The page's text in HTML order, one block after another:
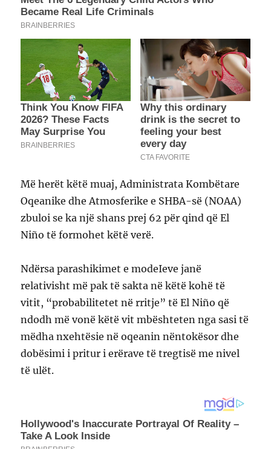
Më herët këtë muaj, Administrata Kombëtare
Oqeanike dhe Atmosferike e SHBA-së (NOAA)
zbuloi se ka një shans prej 62 për qind që El
Niño të formohet këtë verë.
Ndërsa parashikimet e modeIeve janë
relativisht më pak të sakta në këtë kohë të
vitit, “probabilitetet në rritje” të El Niño që
ndodh më vonë këtë vit mbështeten nga sasi të
mëdha nxehtësie në oqeanin nëntokësor dhe
dobësimi i pritur i erërave të tregtisë me nivel
të ulët.